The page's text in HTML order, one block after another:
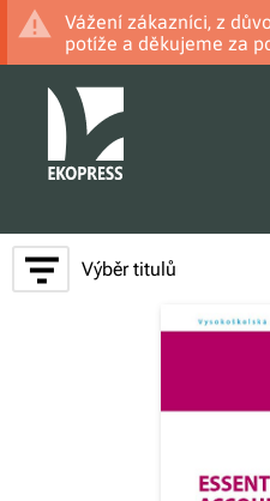
Vážení zákazníci, z
potíže a děkujeme za
Výběr titulů